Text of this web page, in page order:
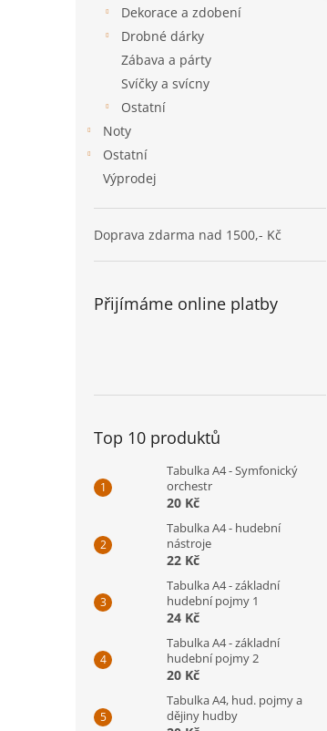
Dekorace a zdobení
Drobné dárky
Zábava a párty
Svíčky a svícny
Ostatní
Noty
Ostatní
Výprodej
Doprava zdarma nad 1500,- Kč
Přijímáme online platby
Top 10 produktů
Tabulka A4 - Symfonický
orchestr
20 Kč
Tabulka A4 - hudební
nástroje
22 Kč
Tabulka A4 - základní
hudební pojmy 1
24 Kč
Tabulka A4 - základní
hudební pojmy 2
20 Kč
Tabulka A4, hud. pojmy a
dějiny hudby